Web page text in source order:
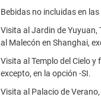
Bebidas no incluidas en
Visita al Jardin de Yuyuan,
al Malecón en Shanghai,
Visita al Templo del Cielo y
excepto, en la opción -SI.
Visita al Palacio de